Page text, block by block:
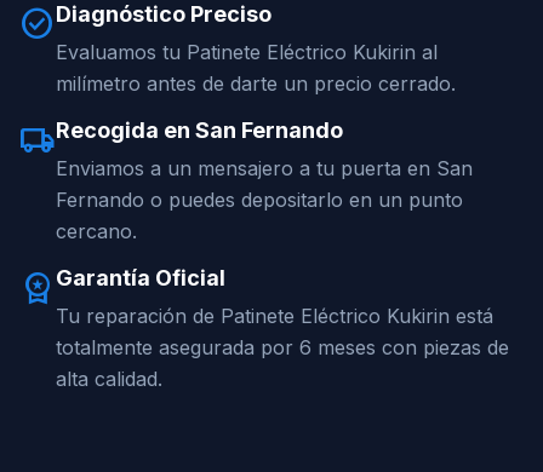
check_circleDiagnóstico Preciso
Evaluamos tu Patinete Eléctrico Kukirin al
milímetro antes de darte un precio cerrado.
local_shippingRecogida en San Fernando
Enviamos a un mensajero a tu puerta en San
Fernando o puedes depositarlo en un punto
cercano.
workspace_premium Garantía Oficial
Tu reparación de Patinete Eléctrico Kukirin está
totalmente asegurada por 6 meses con piezas de
alta calidad.